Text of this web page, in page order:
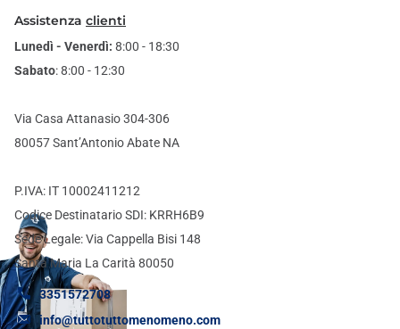
Assistenza clienti
Lunedì - Venerdì: 8:00 - 18:30
Sabato: 8:00 - 12:30
Via Casa Attanasio 304-306
80057 Sant’Antonio Abate NA
P.IVA: IT 10002411212
Codice Destinatario SDI: KRRH6B9
Sede Legale: Via Cappella Bisi 148
Santa Maria La Carità 80050
3351572708
info@tuttotuttomenomeno.com